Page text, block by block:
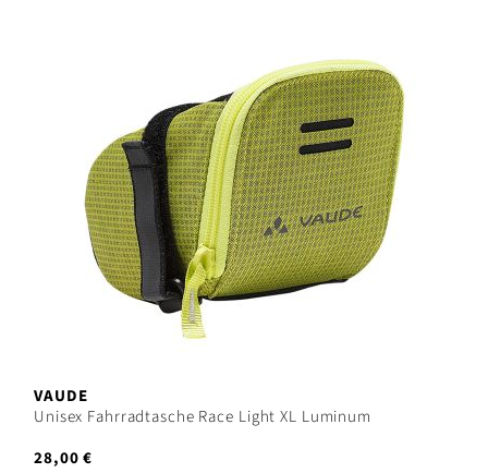
VAUDE
Unisex Fahrradtasche Race Light XL Luminum
28,00 €